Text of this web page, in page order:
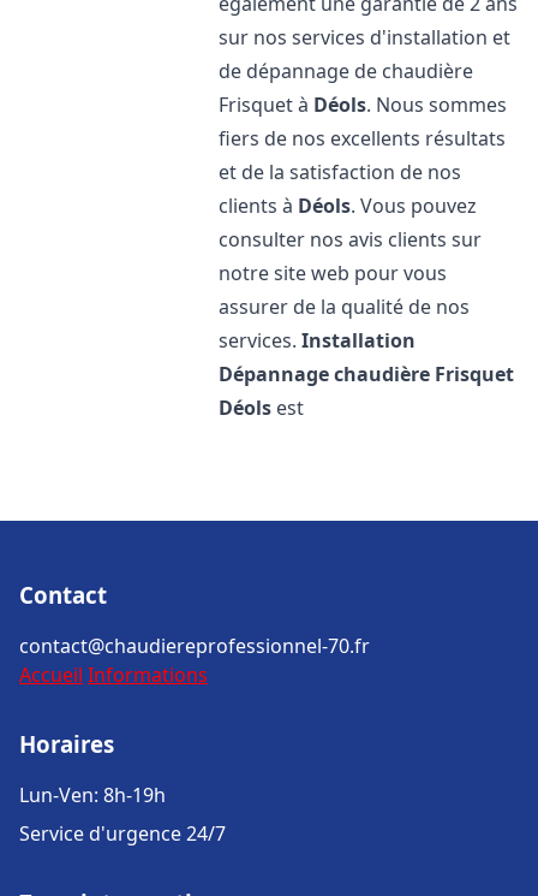
sur nos services d'installation et
de dépannage de chaudière
Frisquet à Déols. Nous sommes
fiers de nos excellents résultats
et de la satisfaction de nos
clients à Déols. Vous pouvez
consulter nos avis clients sur
notre site web pour vous
assurer de la qualité de nos
services.Installation
Dépannage chaudière Frisquet
Déols est
Contact
contact@chaudiereprofessionnel-70.fr
Accueil Informations
Horaires
Lun-Ven: 8h-19h
Service d'urgence 24/7